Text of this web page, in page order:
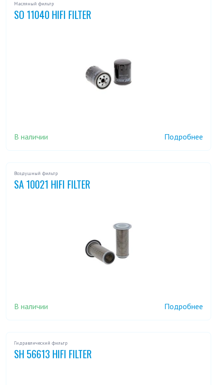
Масляный фильтр
SO 11040 HIFI FILTER
В наличии Подробнее
Воздушный фильтр
SA 10021 HIFI FILTER
В наличии Подробнее
Гидравлический фильтр
SH 56613 HIFI FILTER